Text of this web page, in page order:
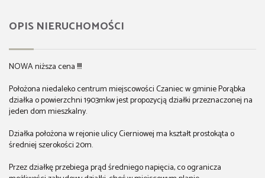
OPIS NIERUCHOMOŚCI
NOWA niższa cena !!!!
Położona niedaleko centrum miejscowości Czaniec w gminie Porąbka
działka o powierzchni 1903mkw jest propozycją działki przeznaczonej na
jeden dom mieszkalny.
Działka położona w rejonie ulicy Cierniowej ma kształt prostokąta o
średniej szerokości 20m.
Przez działkę przebiega prąd średniego napięcia, co ogranicza